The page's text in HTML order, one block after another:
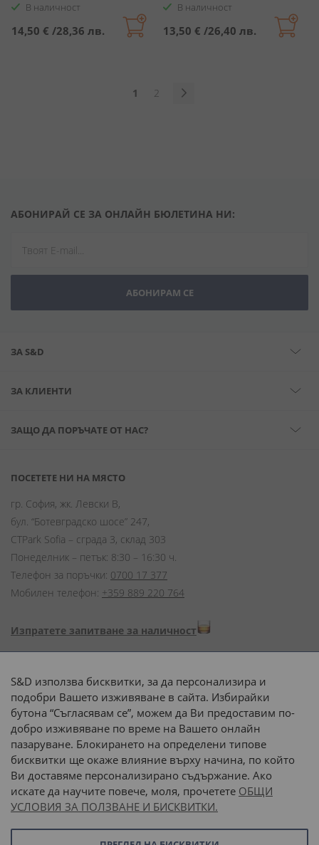
В наличност
14,50 € /28,36 лв.
В наличност
13,50 € /26,40 лв.
Страница
В
1 Страница
2
АБОНИРАЙ СЕ ЗА ОНЛАЙН БЮЛЕТИНА НИ:
АБОНИРАМ СЕ
ЗА S&D
ЗА КЛИЕНТИ
ЗАЩО ДА ПОРЪЧАТЕ ОТ НАС?
ПОСЕТЕТЕ НИ НА МЯСТО
гр. София, жк. Левски В,
бул. “Ботевградско шосе” 247,
CTPark Sofia – сграда 3, склад 303
Понеделник – петък: 8:30 – 16:30 ч.
Телефон за поръчки: 0700 17 377
Мобилен телефон: +359 889 220 764
Изпратете запитване за наличност
Начини на плащане:
Доставка до адрес с:
или
наш транспорт
S&D използва бисквитки, за да персонализира и
подобри Вашето изживяване в сайта. Избирайки
бутона “Съгласявам се”, можем да Ви предоставим по-
добро изживяване по време на Вашето онлайн
пазаруване. Блокирането на определени типове
бисквитки ще окаже влияние върху начина, по който
Ви доставяме персонализирано съдържание. Ако
искате да научите повече, моля, прочетете ОБЩИ
УСЛОВИЯ ЗА ПОЛЗВАНЕ И БИСКВИТКИ.